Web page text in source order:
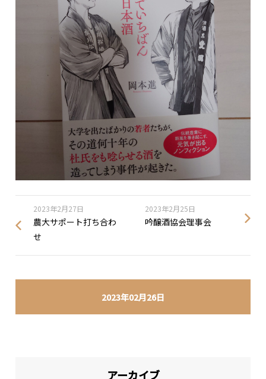
2023年02月26日
2023年2月27日
農大サポート打ち合わ
せ
2023年2月25日
吟醸酒協会理事会
アーカイブ